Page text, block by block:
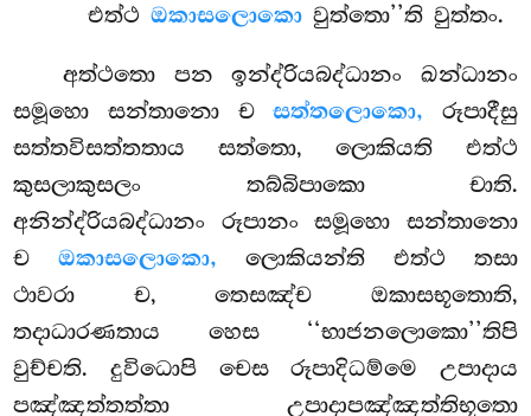
එත්ථ ඔකාසලොකොවුත්තො’’ති වුත්තං.
අත්ථතො පන ඉන්ද්රියබද්ධානං ඛන්ධානං
සමූහො සන්තානො චසත්තලොකො, රූපාදීසු
සත්තවිසත්තතාය සත්තො, ලොකියති එත්ථ
කුසලාකුසලං තබ්බිපාකො චාති.
අනින්ද්රියබද්ධානං රූපානං සමූහො සන්තානො
චඔකාසලොකො, ලොකියන්ති එත්ථ තසා
ථාවරා ච, තෙසඤ්ච ඔකාසභූතොති,
තදාධාරණතාය හෙස ‘‘භාජනලොකො’’තිපි
වුච්චති. දුවිධොපි චෙස රූපාදිධම්මෙ උපාදාය
පඤ්ඤත්තත්තා උපාදාපඤ්ඤත්තිභූතො